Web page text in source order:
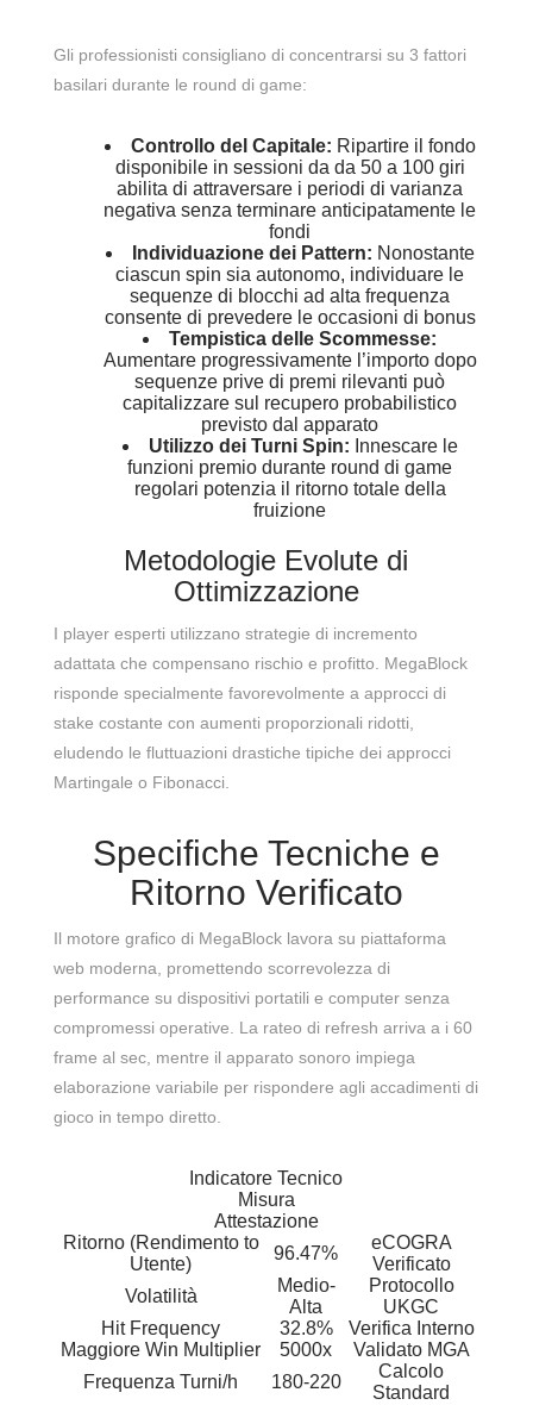
Gli professionisti consigliano di concentrarsi su 3 fattori
basilari durante le round di game:
Controllo del Capitale: Ripartire il fondo
disponibile in sessioni da da 50 a 100 giri
abilita di attraversare i periodi di varianza
negativa senza terminare anticipatamente le
fondi
Individuazione dei Pattern: Nonostante
ciascun spin sia autonomo, individuare le
sequenze di blocchi ad alta frequenza
consente di prevedere le occasioni di bonus
Tempistica delle Scommesse:
Aumentare progressivamente l’importo dopo
sequenze prive di premi rilevanti può
capitalizzare sul recupero probabilistico
previsto dal apparato
Utilizzo dei Turni Spin: Innescare le
funzioni premio durante round di game
regolari potenzia il ritorno totale della
fruizione
Metodologie Evolute di
Ottimizzazione
I player esperti utilizzano strategie di incremento
adattata che compensano rischio e profitto. MegaBlock
risponde specialmente favorevolmente a approcci di
stake costante con aumenti proporzionali ridotti,
eludendo le fluttuazioni drastiche tipiche dei approcci
Martingale o Fibonacci.
Specifiche Tecniche e
Ritorno Verificato
Il motore grafico di MegaBlock lavora su piattaforma
web moderna, promettendo scorrevolezza di
performance su dispositivi portatili e computer senza
compromessi operative. La rateo di refresh arriva a i 60
frame al sec, mentre il apparato sonoro impiega
elaborazione variabile per rispondere agli accadimenti di
gioco in tempo diretto.
Indicatore Tecnico
Misura
Attestazione
Ritorno (Rendimento to
Utente)
96.47%
eCOGRA
Verificato
Volatilità
Medio-
Alta
Protocollo
UKGC
Hit Frequency
32.8%
Verifica Interno
Maggiore Win Multiplier
5000x
Validato MGA
Frequenza Turni/h
180-220
Calcolo
Standard